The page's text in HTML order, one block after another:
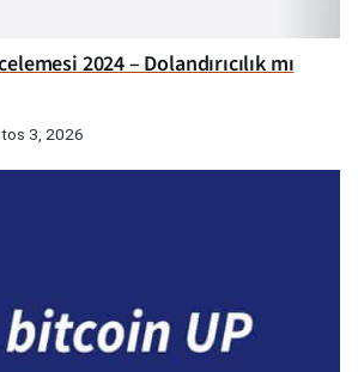
2024 – Dolandırıcılık mı
3, 2026